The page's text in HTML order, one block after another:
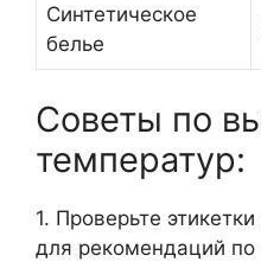
Синтетическое
белье
Советы по
температур:
1. Проверьте
для рекомендаций по